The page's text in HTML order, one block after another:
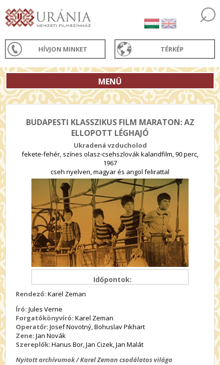
HÍVJON MINKET TÉRKÉP
MENÜ
BUDAPESTI KLASSZIKUS FILM MARATON: AZ
ELLOPOTT LÉGHAJÓ
Ukradená vzducholod
fekete-fehér, színes olasz-csehszlovák kalandfilm, 90 perc,
1967
cseh nyelven, magyar és angol felirattal
Időpontok:
Rendező: Karel Zeman
Író: Jules Verne
Forgatókönyvíró: Karel Zeman
Operatőr: Josef Novotný, Bohuslav Pikhart
Zene: Jan Novák
Szereplők: Hanus Bor, Jan Cizek, Jan Malát
Nyitott archívumok / Karel Zeman csodálatos világa